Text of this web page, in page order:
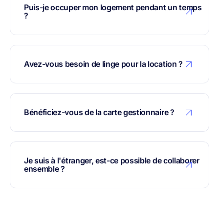
Puis-je occuper mon logement pendant un temps
?
Avez-vous besoin de linge pour la location ?
Bénéficiez-vous de la carte gestionnaire ?
Je suis à l'étranger, est-ce possible de collaborer
ensemble ?